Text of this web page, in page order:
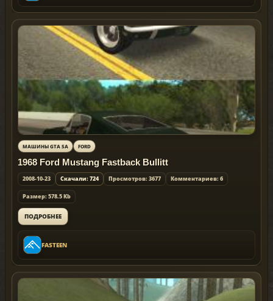
МАШИНЫ GTA SA FORD
1968 Ford Mustang Fastback Bullitt
2008-10-23 Скачали: 724 Просмотров: 3677 Комментариев: 6
Размер: 578.5 Kb
ПОДРОБНЕЕ
FASTEEN